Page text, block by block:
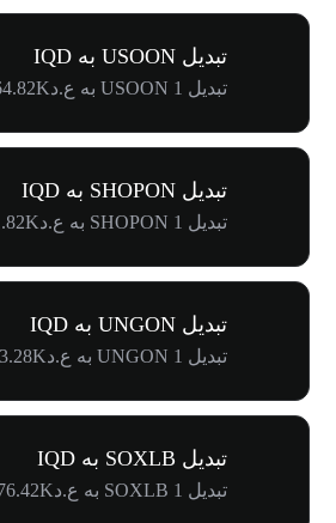
تبدیل USOON به IQD
تبدیل 1 USOON به ع.د164.82K
تبدیل SHOPON به IQD
تبدیل 1 SHOPON به ع.د201.82K
تبدیل UNGON به IQD
تبدیل 1 UNGON به ع.د13.28K
تبدیل SOXLB به IQD
تبدیل 1 SOXLB به ع.د176.42K